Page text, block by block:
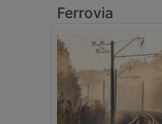
Ferrovia